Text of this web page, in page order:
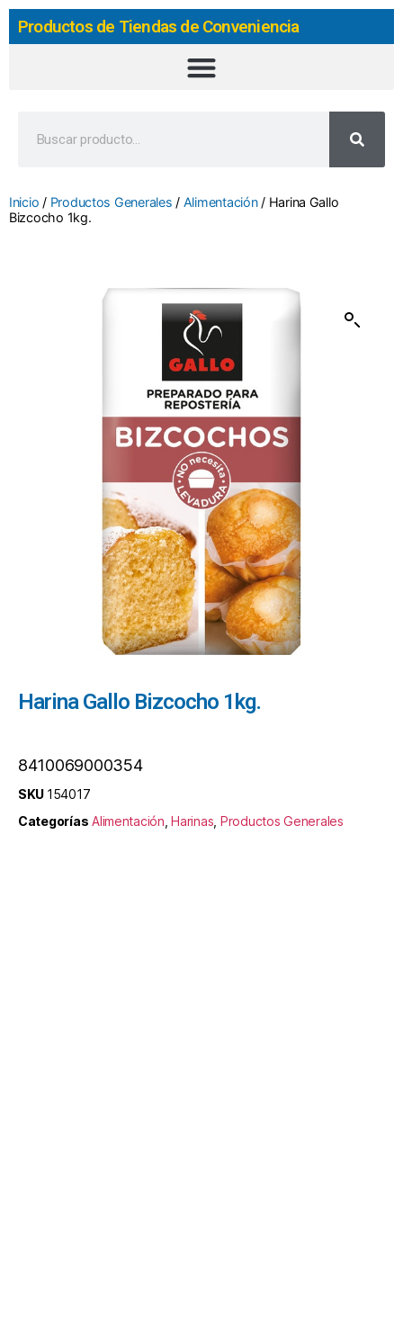
Productos de Tiendas de Conveniencia
Inicio / Productos Generales / Alimentación/ Harina Gallo
Bizcocho 1kg.
Harina Gallo Bizcocho 1kg.
8410069000354
SKU 154017
Categorías Alimentación ,Harinas Productos Generales